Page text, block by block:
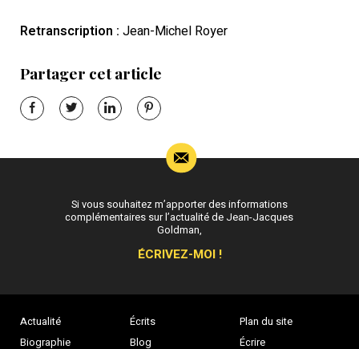
Retranscription : Jean-Michel Royer
Partager cet article
Actualité
Biographie
Écrits
Blog
Plan du site
Écrire
Si vous souhaitez m’apporter des informations
complémentaires sur l’actualité de Jean-Jacques
Goldman,
ÉCRIVEZ-MOI !